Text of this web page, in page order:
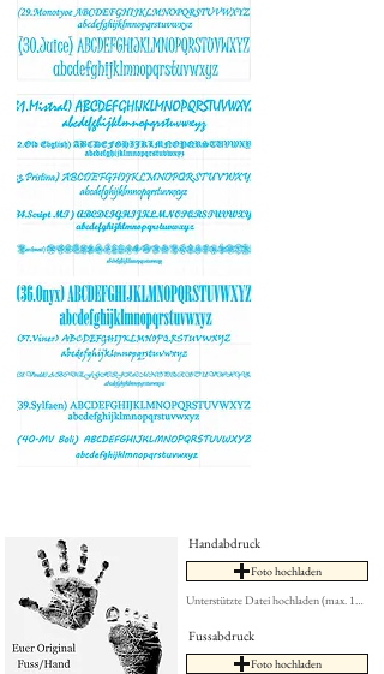
Handabdruck
Foto hochladen
Unterstützte Datei hochladen (max. 15MB)
Fussabdruck
Foto hochladen